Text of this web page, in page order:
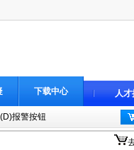
下载中心 人才
报警按钮